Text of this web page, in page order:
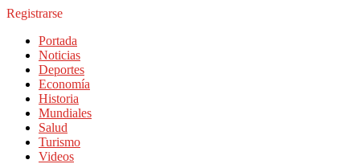
Registrarse
Portada
Noticias
Deportes
Economía
Historia
Mundiales
Salud
Turismo
Videos